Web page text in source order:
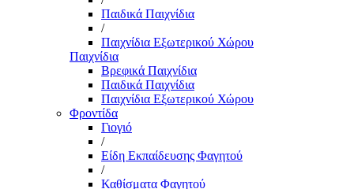
Παιδικά Παιχνίδια
/
Παιχνίδια Εξωτερικού Χώρου
Παιχνίδια
Βρεφικά Παιχνίδια
Παιδικά Παιχνίδια
Παιχνίδια Εξωτερικού Χώρου
Φροντίδα
Γιογιό
/
Είδη Εκπαίδευσης Φαγητού
/
Καθίσματα Φαγητού